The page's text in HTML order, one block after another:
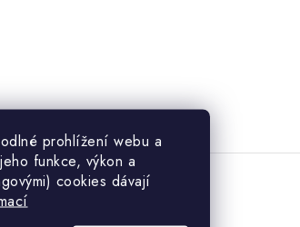
prohlížení webu a
funkce, výkon a
cookies dávají